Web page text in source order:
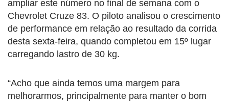
ampliar este número no final de semana com o
Chevrolet Cruze 83. O piloto analisou o crescimento
de performance em relação ao resultado da corrida
desta sexta-feira, quando completou em 15º lugar
carregando lastro de 30 kg.
“Acho que ainda temos uma margem para
melhorarmos, principalmente para manter o bom